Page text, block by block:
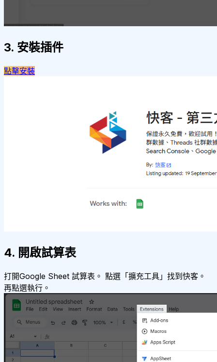
3. 安裝插件
點擊安裝
4. 開啟試算表
打開Google Sheet 試算表。 點選「擴充工具」找到快客。
再點選執行。